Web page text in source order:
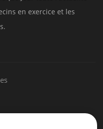
en exercice et les